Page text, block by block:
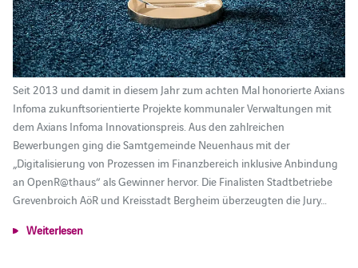
Seit 2013 und damit in diesem Jahr zum achten Mal honorierte Axians
Infoma zukunftsorientierte Projekte kommunaler Verwaltungen mit
dem Axians Infoma Innovationspreis. Aus den zahlreichen
Bewerbungen ging die Samtgemeinde Neuenhaus mit der
„Digitalisierung von Prozessen im Finanzbereich inklusive Anbindung
an OpenR@thaus“ als Gewinner hervor. Die Finalisten Stadtbetriebe
Grevenbroich AöR und Kreisstadt Bergheim überzeugten die Jury…
Weiterlesen